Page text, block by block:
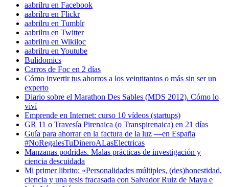
aabrilru en Facebook
aabrilru en Flickr
aabrilru en Tumblr
aabrilru en Twitter
aabrilru en Wikiloc
aabrilru en Youtube
Bulidomics
Carros de Foc en 2 días
Cómo invertir tus ahorros a los veintitantos o más sin ser un
experto
Diario sobre el Marathon Des Sables (MDS 2012). Cómo lo
viví
Emprende en Internet: curso 10 vídeos (startups)
GR 11 o Travesía Pirenaica (o Transpirenaica) en 21 días
Guía para ahorrar en la factura de la luz —en España
#NoRegalesTuDineroALasElectricas
Manzanas podridas. Malas prácticas de investigación y
ciencia descuidada
Mi primer librito: «Personalidades múltiples, (des)honestidad,
ciencia y una tesis fracasada con Salvador Ruiz de Maya e